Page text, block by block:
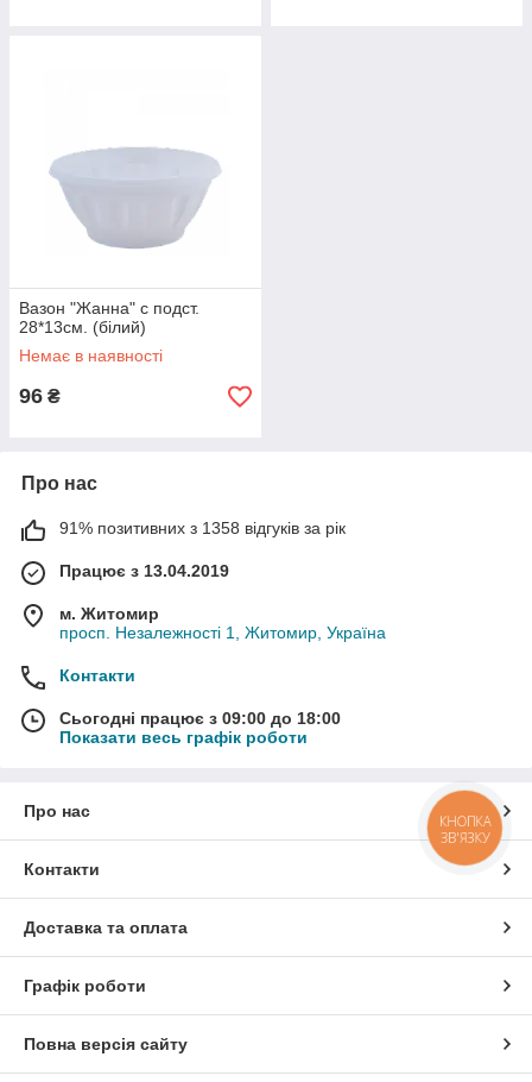
Вазон "Жанна" с подст.
28*13см. (білий)
Немає в наявності
96 ₴
Про нас
91% позитивних з 1358 відгуків за рік
Працює з 13.04.2019
м. Житомир
просп. Незалежності 1, Житомир, Україна
Контакти
Сьогодні працює з 09:00 до 18:00
Показати весь графік роботи
Про нас
Контакти
Доставка та оплата
Графік роботи
Повна версія сайту
КНОПКА
ЗВ'ЯЗКУ